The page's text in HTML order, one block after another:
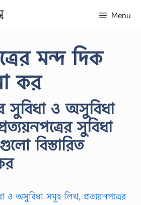
Menu
মন্দ দিক
কর
সুবিধা ও অসুবিধা
সুবিধা
বিস্তারিত